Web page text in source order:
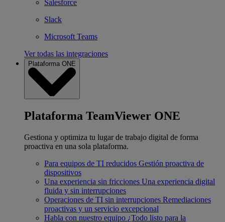
Salesforce
Slack
Microsoft Teams
Ver todas las integraciones
Plataforma ONE
Plataforma TeamViewer ONE
Gestiona y optimiza tu lugar de trabajo digital de forma
proactiva en una sola plataforma.
Para equipos de TI reducidos Gestión proactiva de
dispositivos
Una experiencia sin fricciones Una experiencia digital
fluida y sin interrupciones
Operaciones de TI sin interrupciones Remediaciones
proactivas y un servicio excepcional
Habla con nuestro equipo ¿Todo listo para la